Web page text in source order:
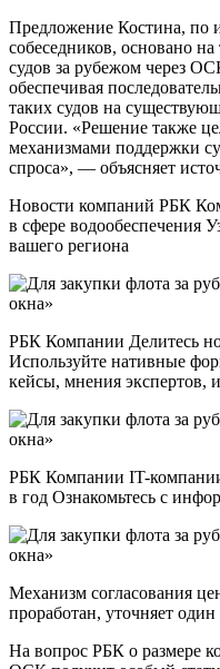
Предложение Костина, по
собеседников, основано
судов за рубежом через
обеспечивая
таких судов на
России. «Решение также
механизмами поддержки
спроса», — объясняет
Новости компаний РБК
в сфере водообеспечения
вашего региона
РБК Компании Делитесь
Используйте нативные
кейсы, мнения экспертов,
РБК Компании IT-
в год Ознакомьтесь с
Механизм согласования
проработан, уточняет
На вопрос РБК о размере